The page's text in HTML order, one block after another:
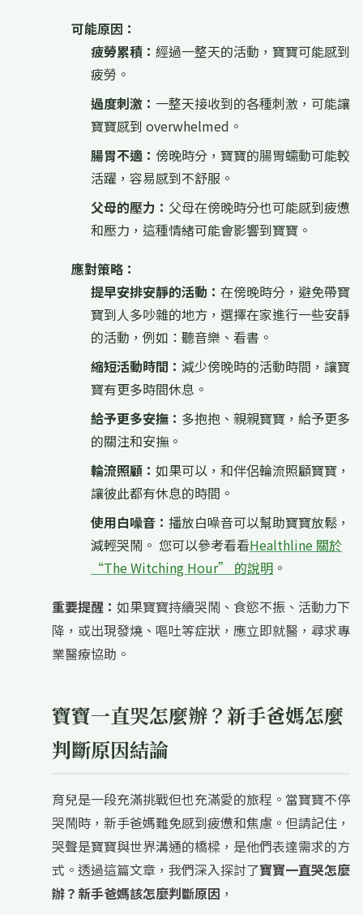
可能原因：
疲勞累積： 經過一整天的活動，寶寶可能感到
疲勞。
過度刺激： 一整天接收到的各種刺激，可能讓
寶寶感到 overwhelmed。
腸胃不適： 傍晚時分，寶寶的腸胃蠕動可能較
活躍，容易感到不舒服。
父母的壓力： 父母在傍晚時分也可能感到疲憊
和壓力，這種情緒可能會影響到寶寶。
應對策略：
提早安排安靜的活動： 在傍晚時分，避免帶寶
寶到人多吵雜的地方，選擇在家進行一些安靜
的活動，例如：聽音樂、看書。
縮短活動時間： 減少傍晚時的活動時間，讓寶
寶有更多時間休息。
給予更多安撫： 多抱抱、親親寶寶，給予更多
的關注和安撫。
輪流照顧： 如果可以，和伴侶輪流照顧寶寶，
讓彼此都有休息的時間。
使用白噪音： 播放白噪音可以幫助寶寶放鬆，
減輕哭鬧。 您可以參考看看Healthline 關於
“The Witching Hour” 的說明 。
重要提醒： 如果寶寶持續哭鬧、食慾不振、活動力下
降，或出現發燒、嘔吐等症狀，應立即就醫，尋求專
業醫療協助。
寶寶一直哭怎麼辦？新手爸媽怎麼
判斷原因結論
育兒是一段充滿挑戰但也充滿愛的旅程。當寶寶不停
哭鬧時，新手爸媽難免感到疲憊和焦慮。但請記住，
哭聲是寶寶與世界溝通的橋樑，是他們表達需求的方
式。透過這篇文章，我們深入探討了寶寶一直哭怎麼
辦？新手爸媽該怎麼判斷原因 ，